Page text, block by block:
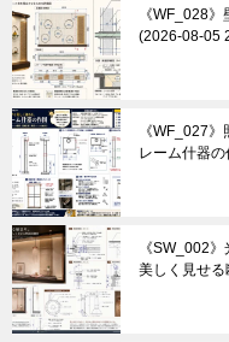
《WF_028
2026-08-05
《WF_027
レーム什器の
《SW_002
美しく見せる